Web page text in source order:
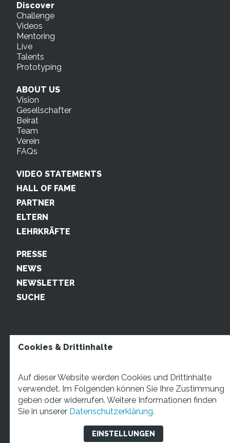
Discover
Challenge
Videos
Mentoring
Live
Talents
Prototyping
ABOUT US
Vision
Gesellschafter
Beirat
Team
Verein
FAQs
VIDEO STATEMENTS
HALL OF FAME
PARTNER
ELTERN
LEHRKRÄFTE
PRESSE
NEWS
NEWSLETTER
SUCHE
STARTUP TEENS Münsterstraße 5, 59065 Hamm. Fon:
+49 2381 4870207 Mail:info@startupteens.de
Cookies & Drittinhalte
Auf dieser Website werden Cookies und Drittinhalte
verwendet. Im Folgenden können Sie Ihre Zustimmung
geben oder widerrufen. Weitere Informationen finden
Sie in unserer Datenschutzerklärung.
EINSTELLUNGEN